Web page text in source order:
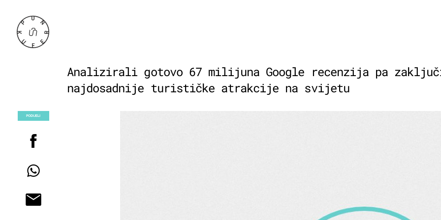
Analizirali gotovo 67 milijuna Google recenzija pa
najdosadnije turističke atrakcije na svijetu
PODIJELI